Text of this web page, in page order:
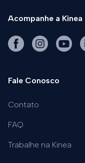
Acompanhe a Kinea
Fale Conosco
Contato
FAQ
Trabalhe na Kinea